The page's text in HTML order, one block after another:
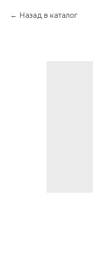
Назад в каталог